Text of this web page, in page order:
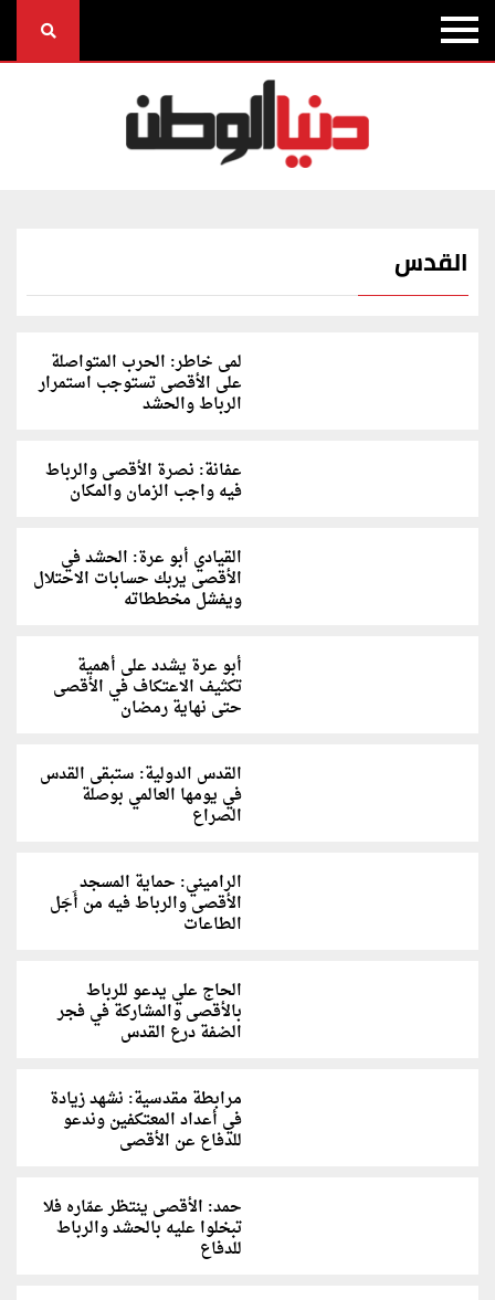
القدس
لمى خاطر: الحرب المتواصلة
على الأقصى تستوجب استمرار
الرباط والحشد
عفانة: نصرة الأقصى والرباط
فيه واجب الزمان والمكان
القيادي أبو عرة: الحشد في
الأقصى يربك حسابات الاحتلال
ويفشل مخططاته
أبو عرة يشدد على أهمية
تكثيف الاعتكاف في الأقصى
حتى نهاية رمضان
القدس الدولية: ستبقى القدس
في يومها العالمي بوصلة
الصراع
الراميني: حماية المسجد
الأقصى والرباط فيه من أَجَل
الطاعات
الحاج علي يدعو للرباط
بالأقصى والمشاركة في فجر
الضفة درع القدس
مرابطة مقدسية: نشهد زيادة
في أعداد المعتكفين وندعو
للدفاع عن الأقصى
حمد: الأقصى ينتظر عمّاره فلا
تبخلوا عليه بالحشد والرباط
للدفاع